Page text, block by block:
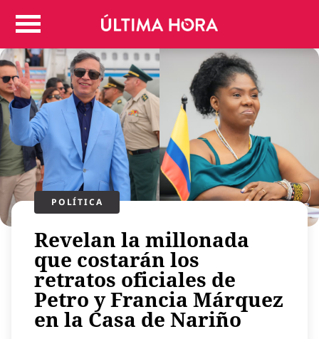
Colombia
Judicial
Politica
Regiones
Deportes
Positivas
Entretenimiento
Vida
Mundo
Virales
Tecnología
Economía
Estilo de vida
Contenido patrocinado
POLÍTICA​
Revelan la millonada
que costarán los
retratos oficiales de
Petro y Francia Márquez
en la Casa de Nariño